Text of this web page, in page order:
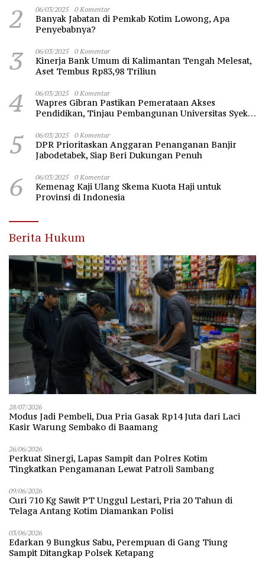
2 06/03/2025 0 Komentar
Banyak Jabatan di Pemkab Kotim Lowong, Apa
Penyebabnya?
3 06/03/2025 0 Komentar
Kinerja Bank Umum di Kalimantan Tengah Melesat,
Aset Tembus Rp83,98 Triliun
4 06/03/2025 0 Komentar
Wapres Gibran Pastikan Pemerataan Akses
Pendidikan, Tinjau Pembangunan Universitas Syekh
5 06/03/2025 0 Komentar
DPR Prioritaskan Anggaran Penanganan Banjir
Jabodetabek, Siap Beri Dukungan Penuh
6 06/03/2025 0 Komentar
Kemenag Kaji Ulang Skema Kuota Haji untuk
Provinsi di Indonesia
Berita Hukum
28/07/2026
Modus Jadi Pembeli, Dua Pria Gasak Rp14 Juta dari Laci
Kasir Warung Sembako di Baamang
26/06/2026
Perkuat Sinergi, Lapas Sampit dan Polres Kotim
Tingkatkan Pengamanan Lewat Patroli Sambang
09/06/2026
Curi 710 Kg Sawit PT Unggul Lestari, Pria 20 Tahun di
Telaga Antang Kotim Diamankan Polisi
03/06/2026
Edarkan 9 Bungkus Sabu, Perempuan di Gang Tiung
Sampit Ditangkap Polsek Ketapang